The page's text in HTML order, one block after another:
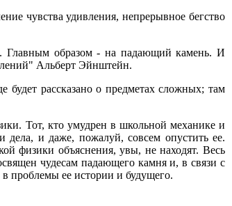
чувства удивления, непрерывное бегство
Главным образом - на падающий камень. И
Альберт Эйнштейн.
будет рассказано о предметах сложных; там
Тот, кто умудрен в школьной механике и
дела, и даже, пожалуй, совсем опустить ее.
физики объяснения, увы, не находят. Весь
чудесам падающего камня и, в связи с
проблемы ее истории и будущего.